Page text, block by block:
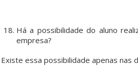
Há a possibilidade do aluno
empresa?
Existe essa possibilidade apenas nas